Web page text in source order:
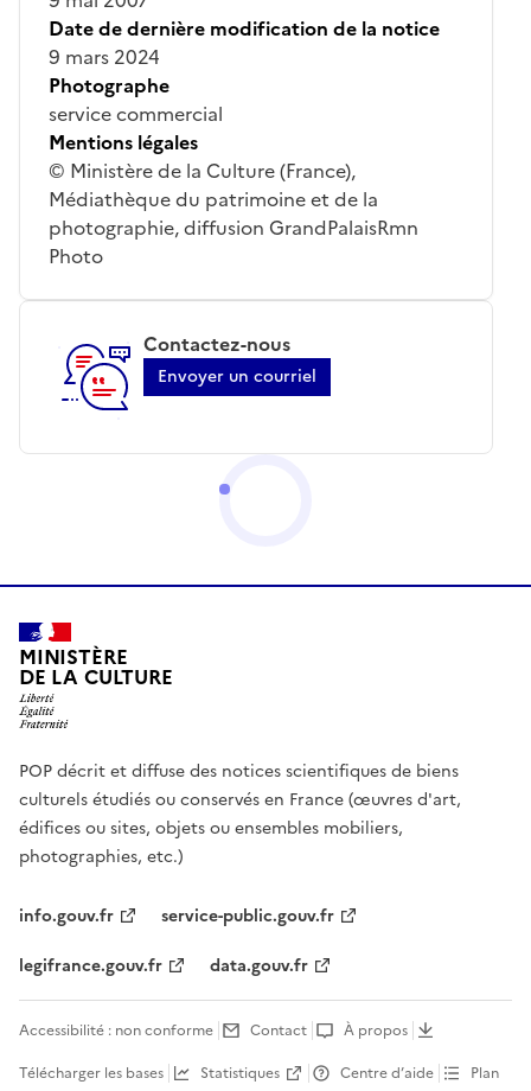
Date de dernière modification de la notice
9 mars 2024
Photographe
service commercial
Mentions légales
© Ministère de la Culture (France),
Médiathèque du patrimoine et de la
photographie, diffusion GrandPalaisRmn
Photo
Contactez-nous
Envoyer un courriel
MINISTÈRE
DE LA CULTURE
POP décrit et diffuse des notices scientifiques de biens
culturels étudiés ou conservés en France (œuvres d'art,
édifices ou sites, objets ou ensembles mobiliers,
photographies, etc.)
info.gouv.fr
service-public.gouv.fr
legifrance.gouv.fr
data.gouv.fr
Accessibilité : non conforme Contact
À propos
Télécharger les bases
Statistiques Centre d’aide Plan